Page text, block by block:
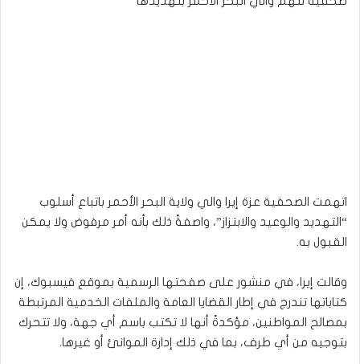
اتهمت الصحفية عزة إيرا والي ولاية البحر الأحمر باتباع أسلوب
“التهديد والوعيد والابتزاز”، واصفةً ذلك بأنه أمر مرفوض ولا يمكن
القبول به.
وقالت إيرا، في منشور على صفحتها الرسمية بموقع فيسبوك، إن
كتاباتها تندرج في إطار القضايا العامة والملفات الخدمية المرتبطة
بمصالح المواطنين، مؤكدةً أنها لا تكتب باسم أي جهة، ولا تتحرك
بتوجيه من أي طرف، بما في ذلك إدارة الموانئ أو غيرها.